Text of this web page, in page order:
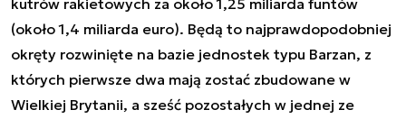
(około 1,4 miliarda euro). Będą to najprawdopodobniej
okręty rozwinięte na bazie jednostek typu Barzan, z
których pierwsze dwa mają zostać zbudowane w
Wielkiej Brytanii, a sześć pozostałych w jednej ze